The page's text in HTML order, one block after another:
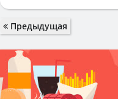
Предыдущая